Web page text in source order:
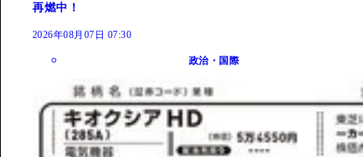
再燃中！
2026年08月07日 07:30
政治・国際